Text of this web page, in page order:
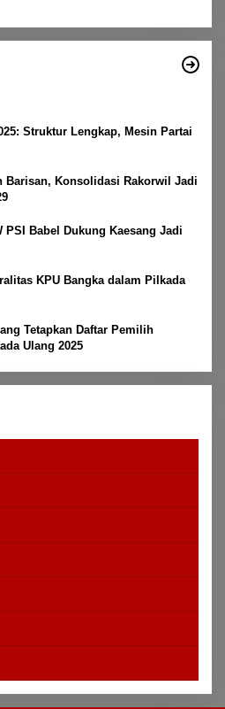
Struktur Lengkap, Mesin Partai
Barisan, Konsolidasi Rakorwil Jadi
PSI Babel Dukung Kaesang Jadi
KPU Bangka dalam Pilkada
Tetapkan Daftar Pemilih
Ulang 2025